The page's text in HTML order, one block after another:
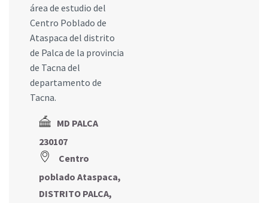
área de estudio del
Centro Poblado de
Ataspaca del distrito
de Palca de la provincia
de Tacna del
departamento de
Tacna.
MD PALCA
230107
Centro
poblado Ataspaca,
DISTRITO PALCA,